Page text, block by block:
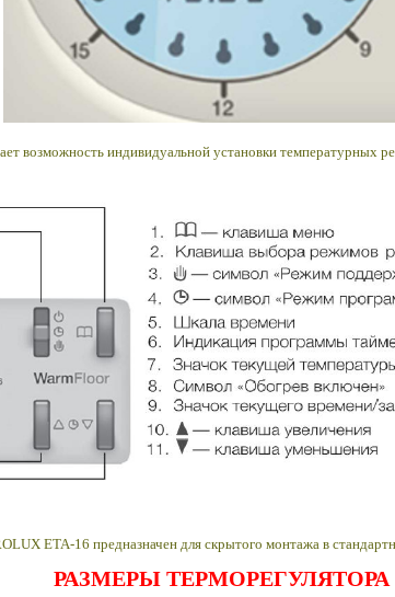
возможность индивидуальной установки температурных
ETA-16 предназначен для скрытого монтажа в
РАЗМЕРЫ ТЕРМОРЕГУЛЯТОРА